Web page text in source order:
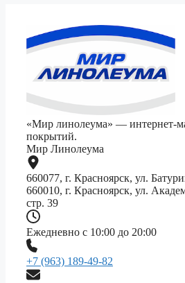
«Мир линолеума» — интернет-
покрытий.
Мир Линолеума
660077, г. Красноярск, ул.
660010, г. Красноярск, ул.
стр. 39
Ежедневно с 10:00 до 20:00
+7 (963) 189-49-82